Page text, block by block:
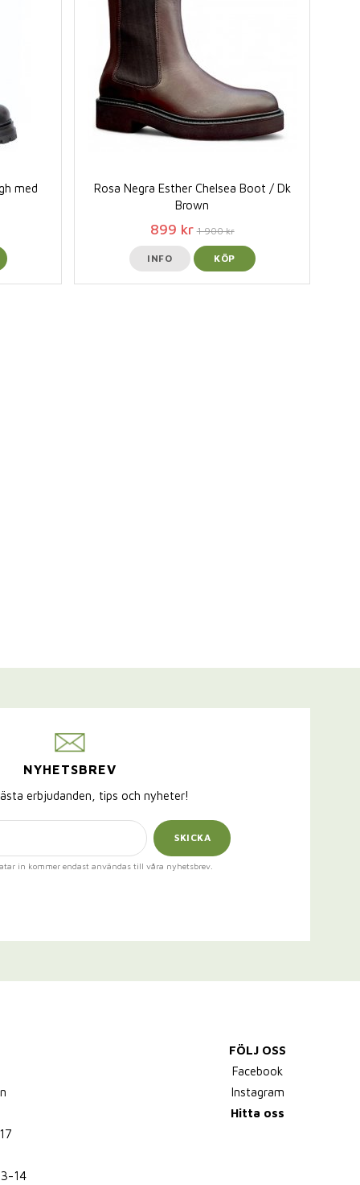
med
Rosa Negra Esther Chelsea Boot / Dk
Brown
899 kr 1 900 kr
INFO KÖP
NYHETSBREV
erbjudanden, tips och nyheter!
SKICKA
in kommer endast användas till våra nyhetsbrev.
14
FÖLJ OSS
Facebook
Instagram
Hitta oss